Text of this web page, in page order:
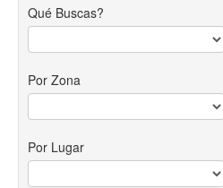
Qué Buscas?
Por Zona
Por Lugar